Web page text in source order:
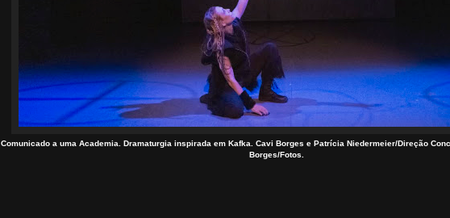
Comunicado a uma Academia. Dramaturgia inspirada em Kafka. Cavi Borges e Patrícia Niedermeier/Direção
Borges/Fotos.